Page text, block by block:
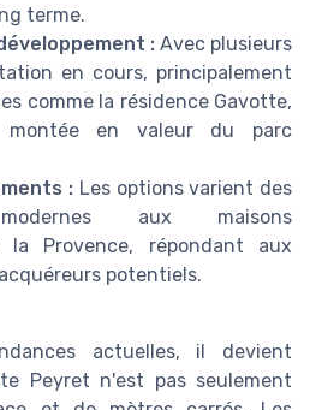
terme.
: Avec plusieurs
en cours, principalement
comme la résidence Gavotte,
montée en valeur du parc
: Les options varient des
aux maisons
la Provence, répondant aux
potentiels.
actuelles, il devient
Peyret n'est pas seulement